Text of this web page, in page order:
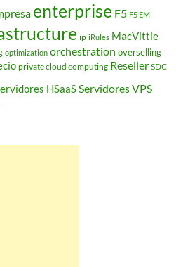
enterprise F5 F5 EM
ip iRules MacVittie
optimization orchestration overselling
private cloud computing Reseller SDC
HSaaSServidores VPS